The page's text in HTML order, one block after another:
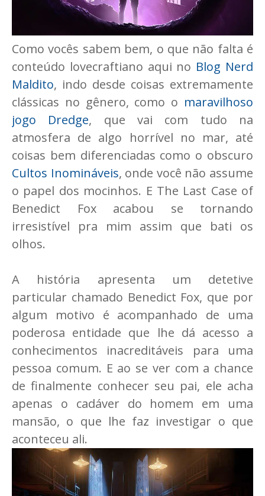
Como vocês sabem bem, o que não falta é
conteúdo lovecraftiano aqui no Blog Nerd
Maldito, indo desde coisas extremamente
clássicas no gênero, como o maravilhoso
jogo Dredge, que vai com tudo na
atmosfera de algo horrível no mar, até
coisas bem diferenciadas como o obscuro
Cultos Inomináveis, onde você não assume
o papel dos mocinhos. E The Last Case of
Benedict Fox acabou se tornando
irresistível pra mim assim que bati os
olhos.
A história apresenta um detetive
particular chamado Benedict Fox, que por
algum motivo é acompanhado de uma
poderosa entidade que lhe dá acesso a
conhecimentos inacreditáveis para uma
pessoa comum. E ao se ver com a chance
de finalmente conhecer seu pai, ele acha
apenas o cadáver do homem em uma
mansão, o que lhe faz investigar o que
aconteceu ali.